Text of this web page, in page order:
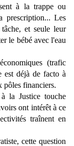
à la trappe ou
prescription... Les
et seule leur
le bébé avec l'eau
(trafic
est déjà de facto à
pôles financiers.
la Justice touche
ont intérêt à ce
traînent en
cette question